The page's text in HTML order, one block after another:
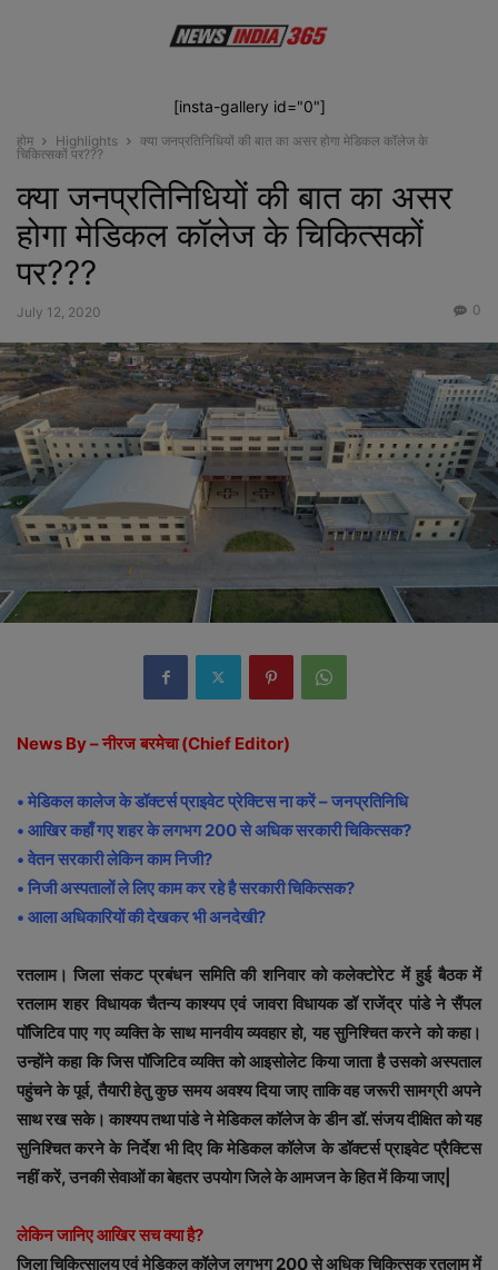
[insta-gallery id="0"]
होम Highlights
क्या जनप्रतिनिधियों की बात का असर होगा मेडिकल कॉलेज के
चिकित्सकों पर???
क्या जनप्रतिनिधियों की बात का असर
होगा मेडिकल कॉलेज के चिकित्सकों
पर???
July 12, 2020 0
News By –नीरज बरमेचा(Chief Editor)
• मेडिकल कालेज के डॉक्टर्स प्राइवेट प्रेक्टिस ना करें – जनप्रतिनिधि
• आखिर कहाँ गए शहर के लगभग 200 से अधिक सरकारी चिकित्सक?
• वेतन सरकारी लेकिन काम निजी?
• निजी अस्पतालों ले लिए काम कर रहे है सरकारी चिकित्सक?
• आला अधिकारियों की देखकर भी अनदेखी?
रतलाम। जिला संकट प्रबंधन समिति की शनिवार को कलेक्टोरेट में हुई बैठक में
रतलाम शहर विधायक चैतन्य काश्यप एवं जावरा विधायक डॉ राजेंद्र पांडे ने सैंपल
पॉजिटिव पाए गए व्यक्ति के साथ मानवीय व्यवहार हो, यह सुनिश्चित करने को कहा।
उन्होंने कहा कि जिस पॉजिटिव व्यक्ति को आइसोलेट किया जाता है उसको अस्पताल
पहुंचने के पूर्व, तैयारी हेतु कुछ समय अवश्य दिया जाए ताकि वह जरूरी सामग्री अपने
साथ रख सके। काश्यप तथा पांडे ने मेडिकल कॉलेज के डीन डॉ. संजय दीक्षित को यह
सुनिश्चित करने के निर्देश भी दिए कि मेडिकल कॉलेज के डॉक्टर्स प्राइवेट प्रैक्टिस
नहीं करें, उनकी सेवाओं का बेहतर उपयोग जिले के आमजन के हित में किया जाए|
लेकिन जानिए आखिर सच क्या है?
जिला चिकित्सालय एवं मेडिकल कॉलेज लगभग 200 से अधिक चिकित्सक रतलाम में